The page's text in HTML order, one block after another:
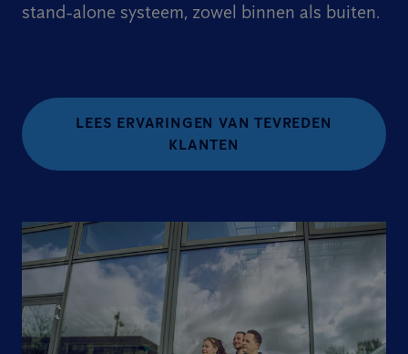
stand-alone systeem, zowel binnen als buiten.
LEES ERVARINGEN VAN TEVREDEN
KLANTEN